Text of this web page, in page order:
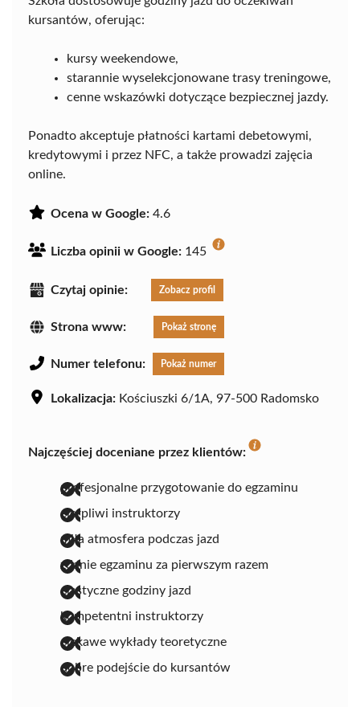
kursantów, oferując:
kursy weekendowe,
starannie wyselekcjonowane trasy treningowe,
cenne wskazówki dotyczące bezpiecznej jazdy.
Ponadto akceptuje płatności kartami debetowymi,
kredytowymi i przez NFC, a także prowadzi zajęcia
online.
Ocena w Google: 4.6
Liczba opinii w Google: 145
Czytaj opinie: Zobacz profil
Strona www: Pokaż stronę
Numer telefonu: Pokaż numer
Lokalizacja: Kościuszki 6/1A, 97-500 Radomsko
Najczęściej doceniane przez klientów:
profesjonalne przygotowanie do egzaminu
cierpliwi instruktorzy
miła atmosfera podczas jazd
zdanie egzaminu za pierwszym razem
elastyczne godziny jazd
kompetentni instruktorzy
ciekawe wykłady teoretyczne
dobre podejście do kursantów